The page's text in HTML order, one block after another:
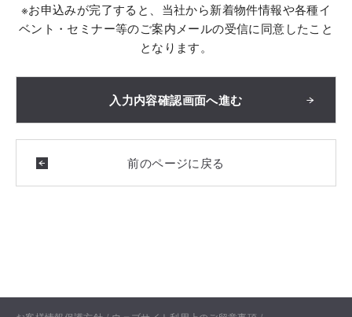
※お申込みが完了すると、当社から新着物件情報や各種イ
ベント・セミナー等のご案内メールの受信に同意したこと
となります。